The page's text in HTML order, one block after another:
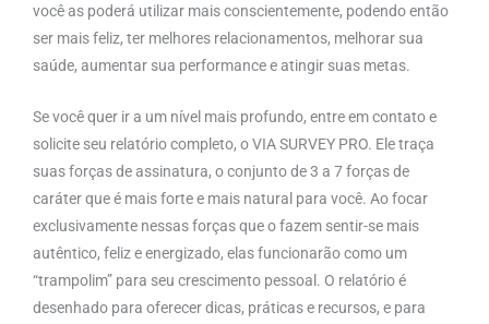
você as poderá utilizar mais conscientemente, podendo então
ser mais feliz, ter melhores relacionamentos, melhorar sua
saúde, aumentar sua performance e atingir suas metas.
Se você quer ir a um nível mais profundo, entre em contato e
solicite seu relatório completo, o VIA SURVEY PRO. Ele traça
suas forças de assinatura, o conjunto de 3 a 7 forças de
caráter que é mais forte e mais natural para você. Ao focar
exclusivamente nessas forças que o fazem sentir-se mais
autêntico, feliz e energizado, elas funcionarão como um
“trampolim” para seu crescimento pessoal. O relatório é
desenhado para oferecer dicas, práticas e recursos, e para